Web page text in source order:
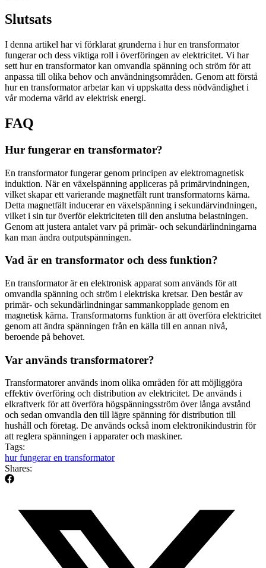
Slutsats
I denna artikel har vi förklarat grunderna i hur en transformator
fungerar och dess viktiga roll i överföringen av elektricitet. Vi har
sett hur en transformator kan omvandla spänning och ström för att
anpassa till olika behov och användningsområden. Genom att förstå
hur en transformator arbetar kan vi uppskatta dess nödvändighet i
vår moderna värld av elektrisk energi.
FAQ
Hur fungerar en transformator?
En transformator fungerar genom principen av elektromagnetisk
induktion. När en växelspänning appliceras på primärvindningen,
vilket skapar ett varierande magnetfält runt transformatorns kärna.
Detta magnetfält inducerar en växelspänning i sekundärvindningen,
vilket i sin tur överför elektriciteten till den anslutna belastningen.
Genom att justera antalet varv på primär- och sekundärlindningarna
kan man ändra outputspänningen.
Vad är en transformator och dess funktion?
En transformator är en elektronisk apparat som används för att
omvandla spänning och ström i elektriska kretsar. Den består av
primär- och sekundärlindningar sammankopplade genom en
magnetisk kärna. Transformatorns funktion är att överföra elektricitet
genom att ändra spänningen från en källa till en annan nivå,
beroende på behovet.
Var används transformatorer?
Transformatorer används inom olika områden för att möjliggöra
effektiv överföring och distribution av elektricitet. De används i
elkraftverk för att överföra högspänningsström över långa avstånd
och sedan omvandla den till lägre spänning för distribution till
hushåll och företag. De används också inom elektronikindustrin för
att reglera spänningen i apparater och maskiner.
Tags:
hur fungerar en transformator
Shares: